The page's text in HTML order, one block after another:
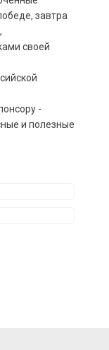
завтра
своей
-
и полезные